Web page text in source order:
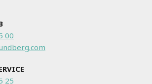
00
25